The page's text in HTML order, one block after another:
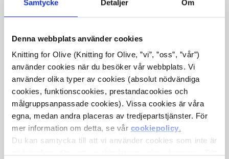
Samtycke Detaljer Om
Denna webbplats använder cookies
Knitting for Olive (Knitting for Olive, ”vi”, ”oss”, ”vår”)
använder cookies när du besöker vår webbplats. Vi
använder olika typer av cookies (absolut nödvändiga
cookies, funktionscookies, prestandacookies och
målgruppsanpassade cookies). Vissa cookies är våra
egna, medan andra placeras av tredjepartstjänster. För
mer information om detta, se vår cookiepolicy.
Du kan samtycka till att vi använder cookies som inte är
SPRÅKET
Köp av garn?
JAG SKULLE VILJA KÖPA GARN TILL MÖNSTRET